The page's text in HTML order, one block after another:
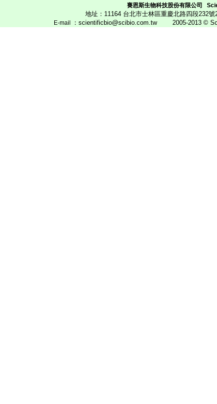
賽恩斯生物科技股份有限公司
地址：11164 台北市士林區重慶北路四段
E-mail ：scientificbio@scibio.com.tw 2005-2013 ©